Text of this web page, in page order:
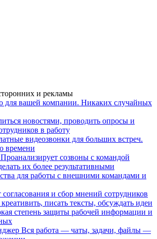
и рекламы
для вашей компании. Никаких случайных
новостями, проводить опросы и
в работу
видеозвонки для больших встреч.
времени
Проанализирует созвоны с командой
их более результативными
для работы с внешними командами и
и сбор мнений сотрудников
писать тексты, обсуждать идеи
степень защиты рабочей информации и
Вся работа — чаты, задачи, файлы —